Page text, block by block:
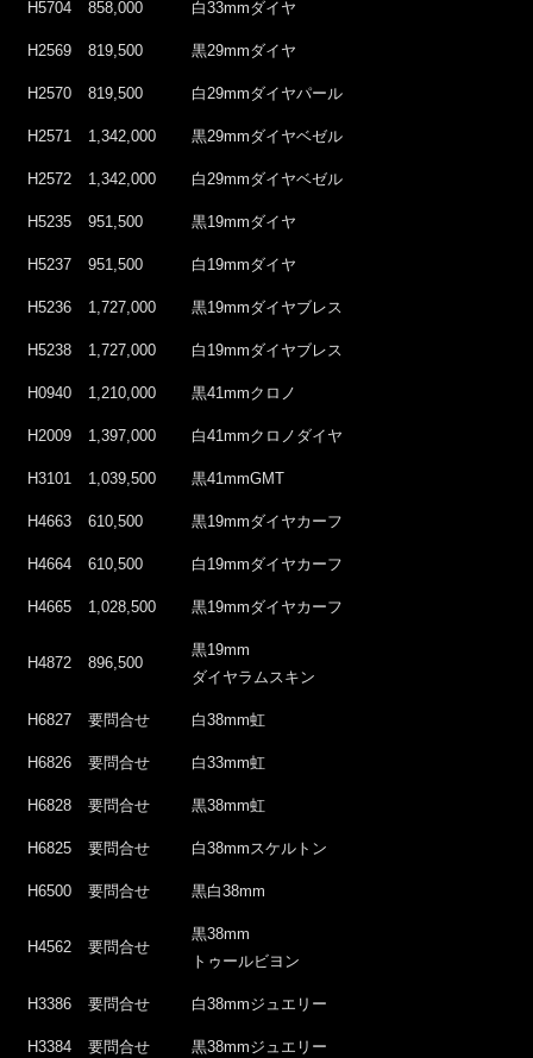
H5704 858,000 白33mmダイヤ
H2569 819,500 黒29mmダイヤ
H2570 819,500 白29mmダイヤパール
H2571 1,342,000 黒29mmダイヤベゼル
H2572 1,342,000 白29mmダイヤベゼル
H5235 951,500 黒19mmダイヤ
H5237 951,500 白19mmダイヤ
H5236 1,727,000 黒19mmダイヤブレス
H5238 1,727,000 白19mmダイヤブレス
H0940 1,210,000 黒41mmクロノ
H2009 1,397,000 白41mmクロノダイヤ
H3101 1,039,500 黒41mmGMT
H4663 610,500 黒19mmダイヤカーフ
H4664 610,500 白19mmダイヤカーフ
H4665 1,028,500 黒19mmダイヤカーフ
H4872 896,500
黒19mm
ダイヤラムスキン
H6827 要問合せ 白38mm虹
H6826 要問合せ 白33mm虹
H6828 要問合せ 黒38mm虹
H6825 要問合せ 白38mmスケルトン
H6500 要問合せ 黒白38mm
H4562 要問合せ
黒38mm
トゥールビヨン
H3386 要問合せ 白38mmジュエリー
H3384 要問合せ 黒38mmジュエリー